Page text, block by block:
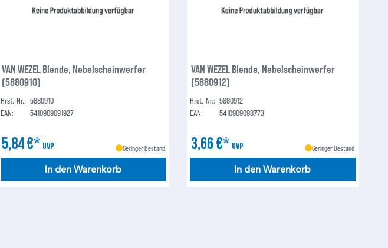
VAN WEZEL Blende, Nebelscheinwerfer
(5880910)
Hrst.-Nr.: 5880910
EAN:
5410909091927
5,84 €* UVP Geringer Bestand
In den Warenkorb
VAN WEZEL Blende, Nebelscheinwerfer
(5880912)
Hrst.-Nr.: 5880912
EAN:
5410909098773
3,66 €* UVP Geringer Bestand
In den Warenkorb